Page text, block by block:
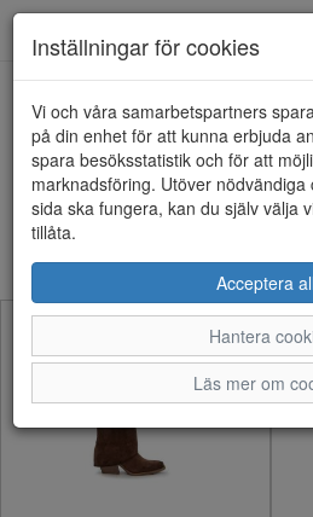
Dam - Stövlar
Sortera efter:
Inställningar för cookies
Vi och våra samarbetspartners
på din enhet för att kunna erbjuda
spara besöksstatistik och för att
marknadsföring. Utöver
sida ska fungera, kan du själv välja
tillåta.
Acceptera
Hantera
Läs mer om